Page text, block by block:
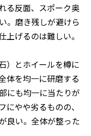
る反面、スポーク奥
。磨き残しが避けら
げるのは難しい。
）とホイールを樽に
体を均一に研磨する
にも均一に当たりが
やや劣るものの、
良い。全体が整った